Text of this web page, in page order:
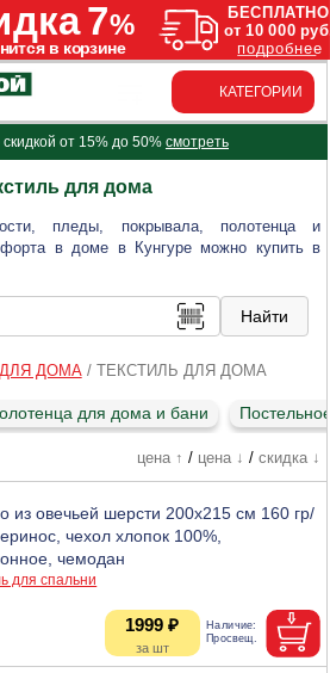
КАТЕГОРИИ
от 15% до 50% смотреть
для дома
пледы, покрывала, полотенца и
в доме в Кунгуре можно купить в
ДОМА/ ТЕКСТИЛЬ ДЛЯ ДОМА
для дома и бани
цена ↑ / цена ↓ / скидка ↓
из овечьей шерсти 200x215 см 160 гр/
чехол хлопок 100%,
чемодан
для спальни
1999 ₽